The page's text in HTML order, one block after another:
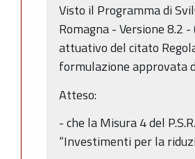
Visto il Programma di
Romagna - Versione 8.2
attuativo del citato
formulazione approvata
Atteso:
- che la Misura 4 del
“Investimenti per la